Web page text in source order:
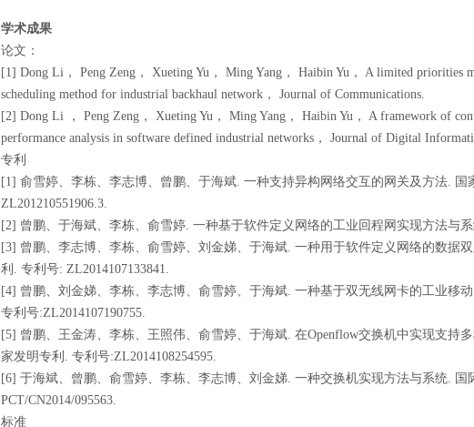
学术成果
论文：
[1] Dong Li， Peng Zeng， Xueting Yu， Ming Yang， Haibin Yu， A limited priorities
scheduling method for industrial backhaul network， Journal of Communications.
[2] Dong Li ， Peng Zeng， Xueting Yu， Ming Yang， Haibin Yu， A framework of
performance analysis in software defined industrial networks， Journal of Digital
专利
[1] 俞雪婷、李栋、李志博、曾鹏、于海斌. 一种支持异构网络交互的网关及方法. 国
ZL201210551906.3.
[2] 曾鹏、于海斌、李栋、俞雪婷. 一种基于软件定义网络的工业回程网实现方法与系
[3] 曾鹏、李志博、李栋、俞雪婷、刘金娣、于海斌. 一种用于软件定义网络的数据
利. 专利号: ZL2014107133841.
[4] 曾鹏、刘金娣、李栋、李志博、俞雪婷、于海斌. 一种基于双无线网卡的工业移
专利号:ZL2014107190755.
[5] 曾鹏、王金涛、李栋、王照伟、俞雪婷、于海斌. 在Openflow交换机中实现支持
家发明专利. 专利号:ZL2014108254595.
[6] 于海斌、曾鹏、俞雪婷、李栋、李志博、刘金娣. 一种交换机实现方法与系统. 国
PCT/CN2014/095563.
标准